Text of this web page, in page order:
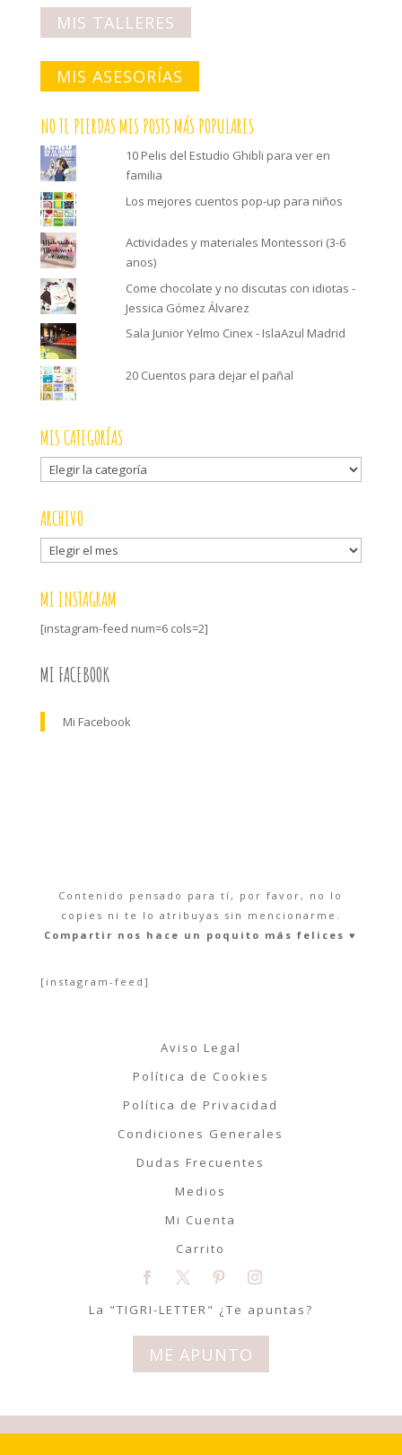
MIS TALLERES
MIS ASESORÍAS
NO TE PIERDAS MIS POSTS MÁS POPULARES
10 Pelis del Estudio Ghibli para ver en
familia
Los mejores cuentos pop-up para niños
Actividades y materiales Montessori (3-6
anos)
Come chocolate y no discutas con idiotas -
Jessica Gómez Álvarez
Sala Junior Yelmo Cinex - IslaAzul Madrid
20 Cuentos para dejar el pañal
MIS CATEGORÍAS
Mis
categorías
ARCHIVO
Archivo
MI INSTAGRAM
[instagram-feed num=6 cols=2]
MI FACEBOOK
Mi Facebook
Contenido pensado para tí, por favor, no lo
copies ni te lo atribuyas sin mencionarme.
Compartir nos hace un poquito más felices ♥︎
[instagram-feed]
Aviso Legal
Política de Cookies
Política de Privacidad
Condiciones Generales
Dudas Frecuentes
Medios
Mi Cuenta
Carrito
La "TIGRI-LETTER" ¿Te apuntas?
ME APUNTO